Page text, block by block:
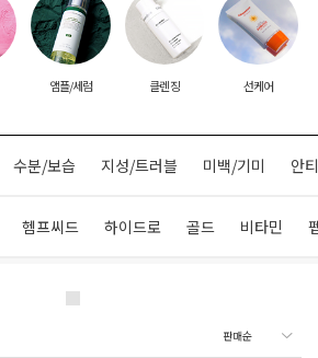
앰플/세럼 클렌징 선케어
수분/보습 지성/트러블 미백/기미 안
헴프씨드 하이드로 골드 비타민